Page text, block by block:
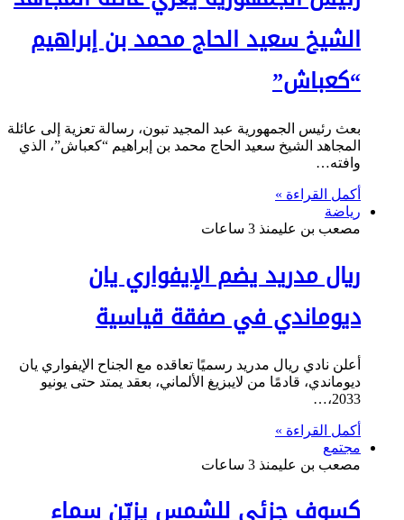
الشيخ سعيد الحاج محمد بن إبراهيم
“كعباش”
بعث رئيس الجمهورية عبد المجيد تبون، رسالة تعزية إلى عائلة
المجاهد الشيخ سعيد الحاج محمد بن إبراهيم “كعباش”، الذي
وافته…
أكمل القراءة »
رياضة
مصعب بن عليمنذ 3 ساعات
ريال مدريد يضم الإيفواري يان
ديوماندي في صفقة قياسية
أعلن نادي ريال مدريد رسميًا تعاقده مع الجناح الإيفواري يان
ديوماندي، قادمًا من لايبزيغ الألماني، بعقد يمتد حتى يونيو
2033،…
أكمل القراءة »
مجتمع
مصعب بن عليمنذ 3 ساعات
كسوف جزئي للشمس يزيّن سماء